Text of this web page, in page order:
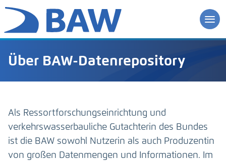
Über BAW-Datenrepository
Als Ressortforschungseinrichtung und
verkehrswasserbauliche Gutachterin des Bundes
ist die BAW sowohl Nutzerin als auch Produzentin
von großen Datenmengen und Informationen. Im